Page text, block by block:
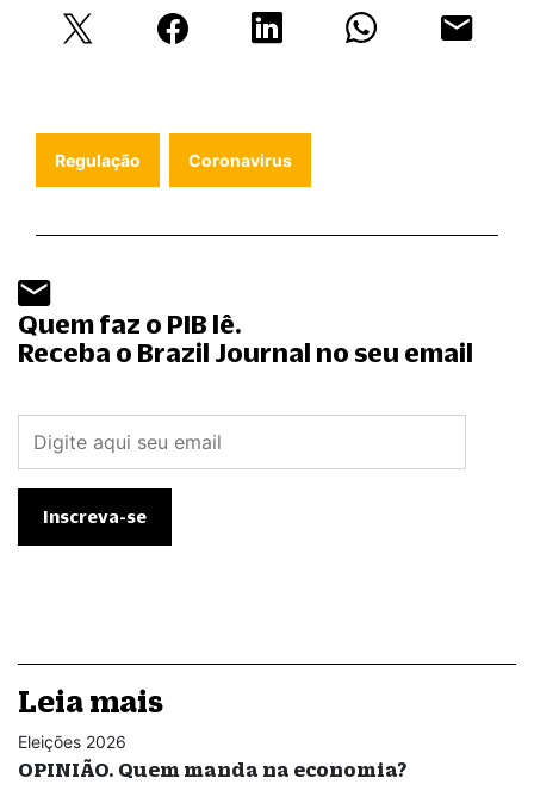
Regulação Coronavirus
Quem faz o PIB lê.
Receba o Brazil Journal no seu email
Leia mais
Eleições 2026
OPINIÃO. Quem manda na economia?